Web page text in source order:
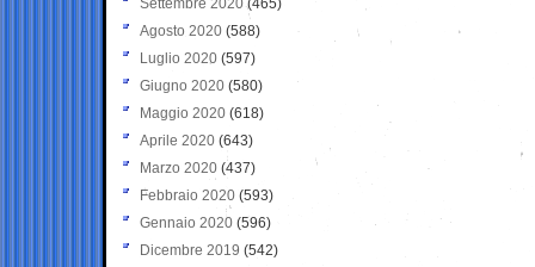
Settembre 2020(465)
Agosto 2020 (588)
Luglio 2020 (597)
Giugno 2020 (580)
Maggio 2020 (618)
Aprile 2020 (643)
Marzo 2020 (437)
Febbraio 2020 (593)
Gennaio 2020 (596)
Dicembre 2019 (542)